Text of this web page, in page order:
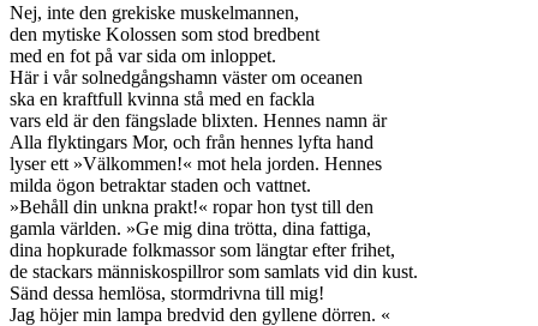
Nej, inte den grekiske muskelmannen,
den mytiske Kolossen som stod bredbent
med en fot på var sida om inloppet.
Här i vår solnedgångshamn väster om oceanen
ska en kraftfull kvinna stå med en fackla
vars eld är den fängslade blixten. Hennes namn är
Alla flyktingars Mor, och från hennes lyfta hand
lyser ett »Välkommen!« mot hela jorden. Hennes
milda ögon betraktar staden och vattnet.
»Behåll din unkna prakt!« ropar hon tyst till den
gamla världen. »Ge mig dina trötta, dina fattiga,
dina hopkurade folkmassor som längtar efter frihet,
de stackars människospillror som samlats vid din kust.
Sänd dessa hemlösa, stormdrivna till mig!
Jag höjer min lampa bredvid den gyllene dörren. «